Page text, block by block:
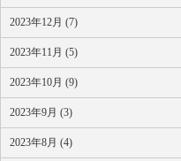
2023年12月 (7)
2023年11月 (5)
2023年10月 (9)
2023年9月 (3)
2023年8月 (4)